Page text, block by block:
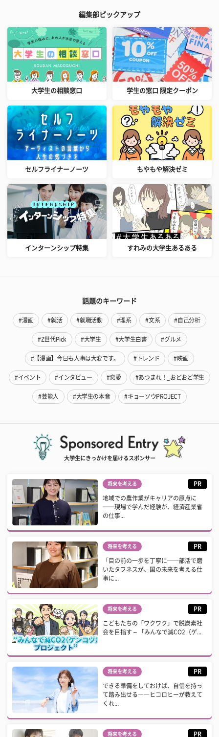
編集部ピックアップ
大学生の相談窓口 学生の窓口 限定クーポン
セルフライナーノーツ もやもや解決ゼミ
インターンシップ特集 すれみの大学生あるある
話題のキーワード
#漫画 #就活 #就職活動 #理系 #文系 #自己分析
#Z世代Pick #大学生 #大学生白書 #グルメ
#【漫画】今日も人事は大変です。 #トレンド #映画
#イベント #インタビュー #恋愛 #あつまれ！_おどおど学生
#芸能人 #大学生の本音 #キョーソウPROJECT
大学生にきっかけを届けるスポンサー
将来を考える PR
地域での農作業がキャリアの原点に
──現場で学んだ経験が、経済産業省
の仕事...
将来を考える PR
「目の前の一歩を丁寧に──部活で磨
いたタフネスが、国の未来を考える仕
事に...
将来を考える PR
こどもたちの「ワクワク」で脱炭素社
会を目指す – 「みんなで減CO2（ゲ...
将来を考える PR
できる準備をしておけば、自信を持っ
て踏み出せる――ヒコロヒーが教えて
くれ...
将来を考える PR